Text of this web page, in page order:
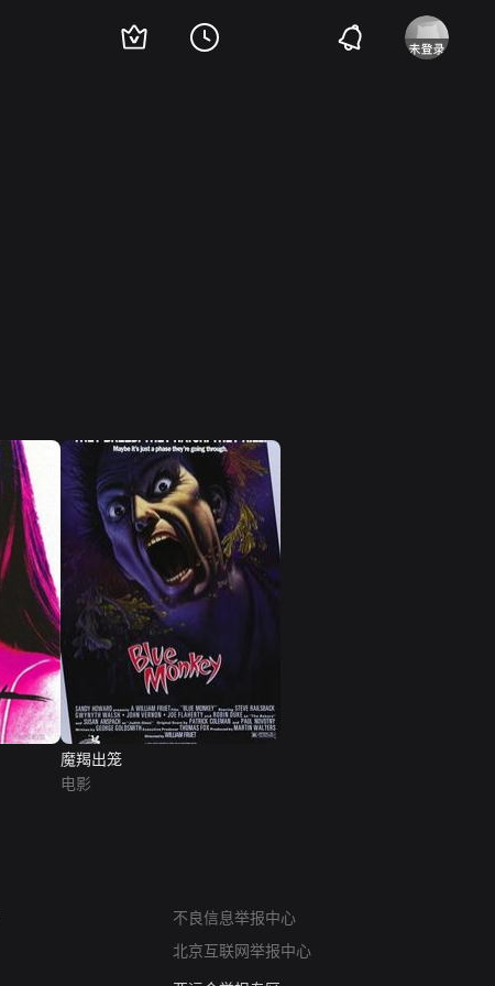
魔羯出笼
电影
不良信息举报中心
北京互联网举报中心
算法推荐专项举报